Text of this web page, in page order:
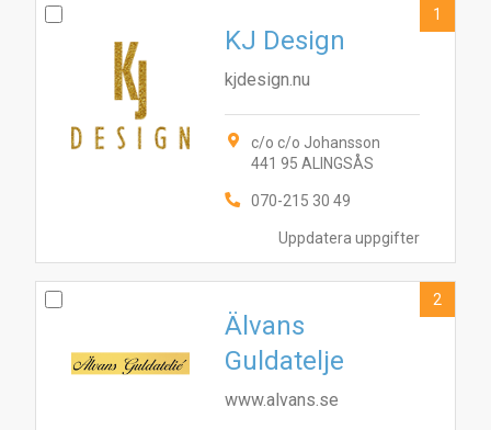
Uppdatera uppgifter
KJ Design
kjdesign.nu
c/o c/o Johansson
441 95 ALINGSÅS
070-215 30 49
1
Älvans
Guldatelje
www.alvans.se
2